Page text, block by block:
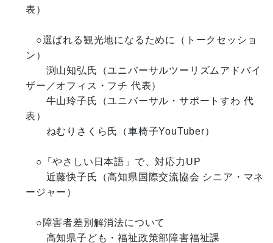
表）
○選ばれる観光地になるために（トークセッショ
ン）
渕山知弘氏（ユニバーサルツーリズムアドバイ
ザー／オフィス・フチ 代表）
牛山玲子氏（ユニバーサル・サポートすわ 代
表）
ねむりさくら氏（車椅子YouTuber）
○「やさしい日本語」で、対応力UP
近藤快子氏（高知県国際交流協会 シニア・マネ
ージャー）
○障害者差別解消法について